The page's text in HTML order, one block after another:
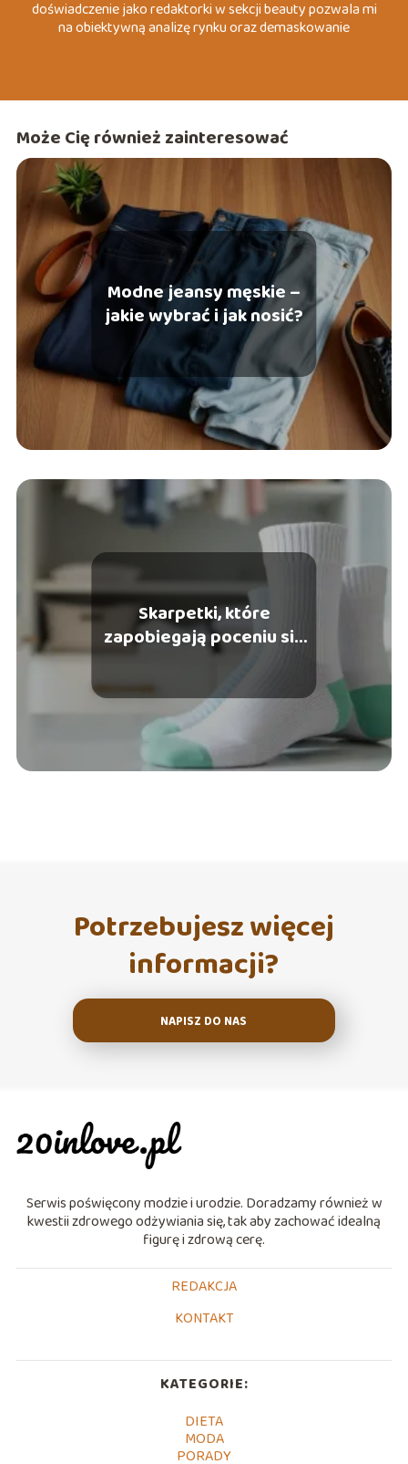
doświadczenie jako redaktorki w sekcji beauty pozwala mi
na obiektywną analizę rynku oraz demaskowanie
(slow fashion) oraz psychologią koloru wizerunku. Moim
wskazówek, które pomagają czytelnikom budować
pewność siebie poprzez autentyczny i przemyślany styl.
Może Cię również zainteresować
Modne jeansy męskie –
jakie wybrać i jak nosić?
Skarpetki, które
zapobiegają poceniu się
stóp – jakie wybrać?
Potrzebujesz więcej
informacji?
NAPISZ DO NAS
Serwis poświęcony modzie i urodzie. Doradzamy również w
kwestii zdrowego odżywiania się, tak aby zachować idealną
figurę i zdrową cerę.
REDAKCJA
KONTAKT
KATEGORIE:
DIETA
MODA
PORADY